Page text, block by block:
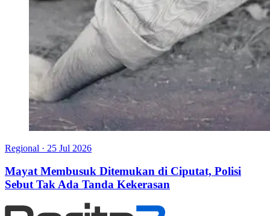
Regional · 25 Jul 2026
Mayat Membusuk Ditemukan di Ciputat, Polisi
Sebut Tak Ada Tanda Kekerasan